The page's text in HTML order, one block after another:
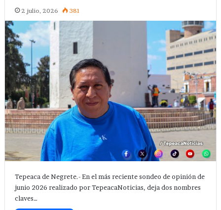
2 julio, 2026 381
Tepeaca de Negrete.- En el más reciente sondeo de opinión de
junio 2026 realizado por TepeacaNoticias, deja dos nombres
claves…